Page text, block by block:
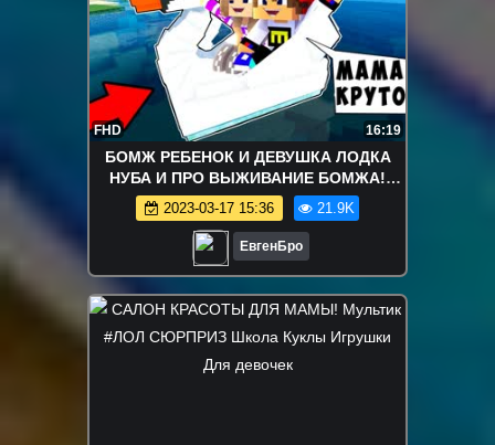
FHD 16:19
БОМЖ РЕБЕНОК И ДЕВУШКА ЛОДКА
НУБА И ПРО ВЫЖИВАНИЕ БОМЖА!
МАЙНКРАФТ В РЕАЛЬНОЙ ЖИЗНИ
ВИДЕО ТРОЛЛИНГ
2023-03-17 15:36 21.9K
ЕвгенБро